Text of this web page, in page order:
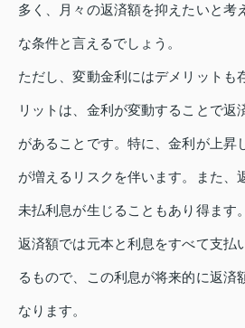
多く、月々の返済額を抑えたいと考
な条件と言えるでしょう。
ただし、変動金利にはデメリットも
リットは、金利が変動することで返
があることです。特に、金利が上昇
が増えるリスクを伴います。また、
未払利息が生じることもあり得ます
返済額では元本と利息をすべて支払
るもので、この利息が将来的に返済
なります。